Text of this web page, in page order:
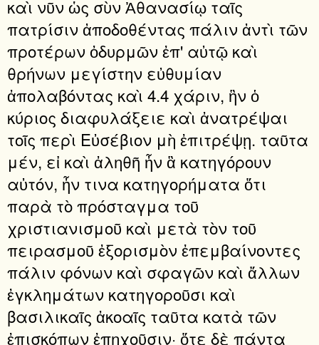
καὶ νῦν ὡς σὺν Ἀθανασίῳ ταῖς
πατρίσιν ἀποδοθέντας πάλιν ἀντὶ τῶν
προτέρων ὀδυρμῶν ἐπ' αὐτῷ καὶ
θρήνων μεγίστην εὐθυμίαν
ἀπολαβόντας καὶ 4.4 χάριν, ἣν ὁ
κύριος διαφυλάξειε καὶ ἀνατρέψαι
τοῖς περὶ Εὐσέβιον μὴ ἐπιτρέψῃ. ταῦτα
μέν, εἰ καὶ ἀληθῆ ἦν ἃ κατηγόρουν
αὐτόν, ἦν τινα κατηγορήματα ὅτι
παρὰ τὸ πρόσταγμα τοῦ
χριστιανισμοῦ καὶ μετὰ τὸν τοῦ
πειρασμοῦ ἐξορισμὸν ἐπεμβαίνοντες
πάλιν φόνων καὶ σφαγῶν καὶ ἄλλων
ἐγκλημάτων κατηγοροῦσι καὶ
βασιλικαῖς ἀκοαῖς ταῦτα κατὰ τῶν
ἐπισκόπων ἐπηχοῦσιν· ὅτε δὲ πάντα